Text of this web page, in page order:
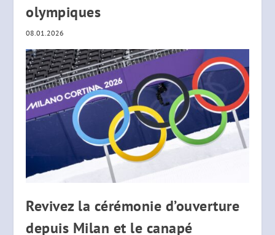
olympiques
08.01.2026
Revivez la cérémonie d’ouverture
depuis Milan et le canapé